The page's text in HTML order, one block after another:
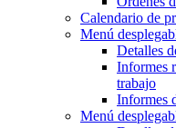
Calendario de
Menú
Detalles
Informes
trabajo
Informes
Menú